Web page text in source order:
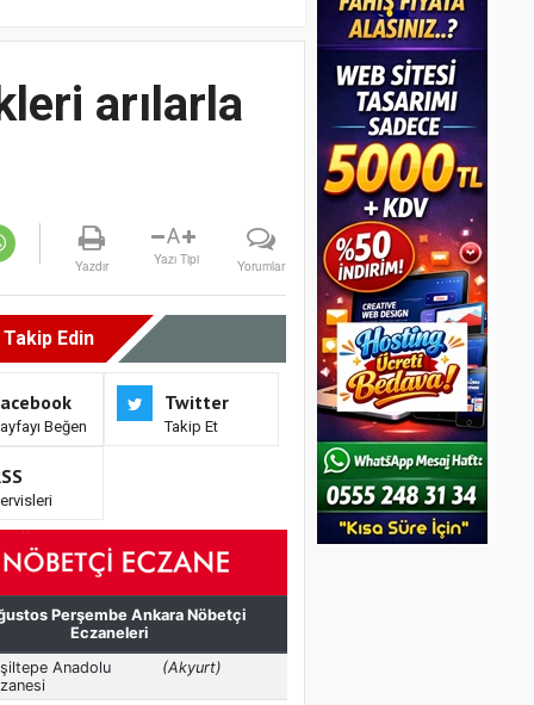
arılarla
Yazdır
A
Yazı Tipi Yorumlar
Edin
Beğen
Twitter
Takip Et